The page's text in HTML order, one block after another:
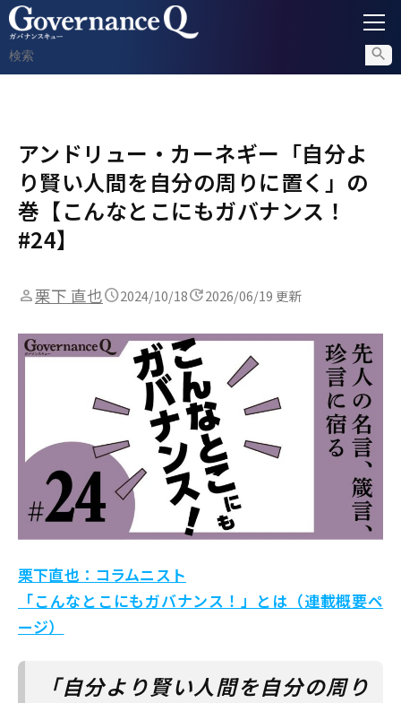
内部通報
コンプライアンス調査
セミナー情報
アンドリュー・カーネギー「自分よ
り賢い人間を自分の周りに置く」の
巻【こんなとこにもガバナンス！
#24】
栗下 直也 2024/10/18 2026/06/19 更新
栗下直也：コラムニスト
「こんなとこにもガバナンス！」とは（連載概要ペ
ージ）
「自分より賢い人間を自分の周り